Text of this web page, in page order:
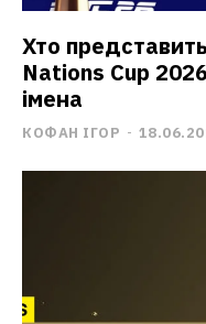
Хто
Nations Cup
імена
КОФАН ІГОР -